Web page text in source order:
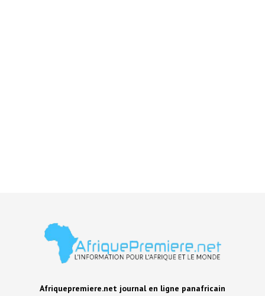
Afriquepremiere.net journal en ligne panafricain